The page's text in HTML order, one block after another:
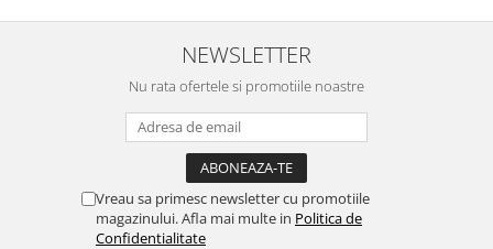
NEWSLETTER
Nu rata ofertele si promotiile noastre
Vreau sa primesc newsletter cu promotiile
magazinului. Afla mai multe in Politica de
Confidentialitate